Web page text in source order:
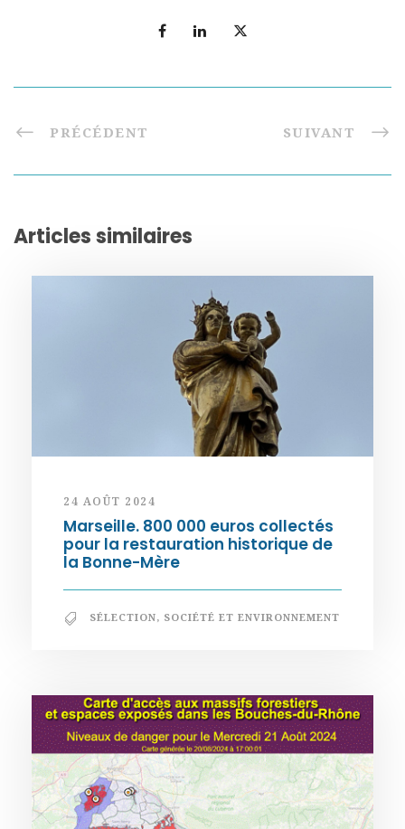
PRÉCÉDENT SUIVANT
Articles similaires
24 AOÛT 2024
Marseille. 800 000 euros collectés
pour la restauration historique de
la Bonne-Mère
SÉLECTION, SOCIÉTÉ ET ENVIRONNEMENT